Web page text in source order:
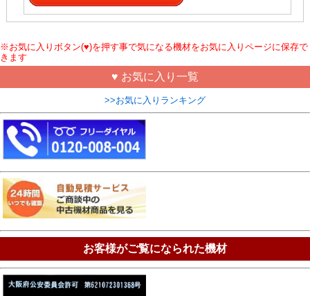
※お気に入りボタン(♥)を押す事で気になる機材をお気に入りページに保存で
きます
♥ お気に入り一覧
>>お気に入りランキング
お客様がご覧になられた機材